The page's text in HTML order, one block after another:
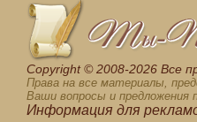
Сopyright © 2008-2026 Все
Права на все материалы,
Ваши вопросы и предложения
Информация для